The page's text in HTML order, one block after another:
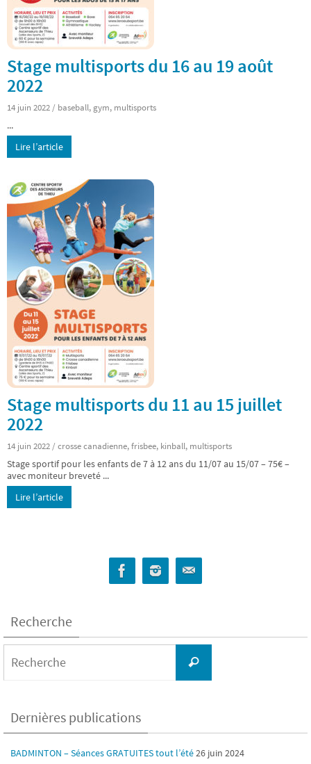
Stage multisports du 16 au 19 août
2022
14 juin 2022 / baseball, gym, multisports
...
Lire l’article
Stage multisports du 11 au 15 juillet
2022
14 juin 2022 /crosse canadienne,frisbee, kinball, multisports
Stage sportif pour les enfants de 7 à 12 ans du 11/07 au 15/07 – 75€ –
avec moniteur breveté ...
Lire l’article
Recherche
Recherche
Dernières publications
BADMINTON – Séances GRATUITES tout l’été26 juin 2024